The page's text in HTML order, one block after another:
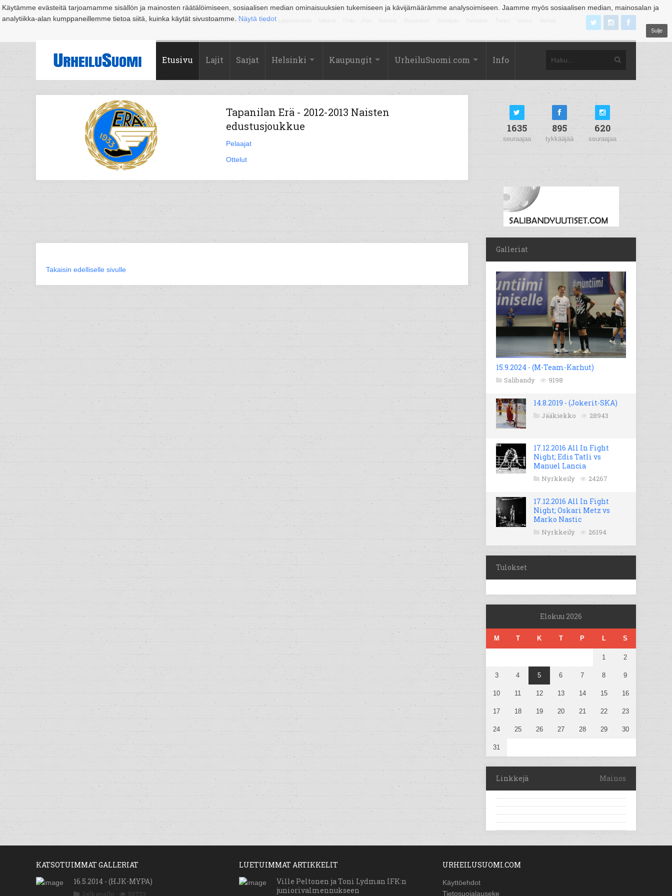
Käytämme evästeitä tarjoamamme sisällön ja mainosten räätälöimiseen, sosiaalisen median ominaisuuksien tukemiseen ja kävijämäärämme analysoimiseen. Jaamme myös sosiaalisen median, mainosalan ja
analytiikka-alan kumppaneillemme tietoa siitä, kuinka käytät sivustoamme. Näytä tiedot
Sulje
Suomi Espoo Helsinki Hämeenlinna Joensuu Jyväskylä Kouvola Kuopio Lahti
Etusivu Lajit Sarjat Helsinki Kaupungit UrheiluSuomi.com Info
Tapanilan Erä - 2012-2013 Naisten
edustusjoukkue
Pelaajat
Ottelut
Takaisin edelliselle sivulle
1635
seuraajaa
895
tykkääjää
620
seuraajaa
Galleriat
15.9.2024 - (M-Team-Karhut)
Salibandy 9198
14.8.2019 - (Jokerit-SKA)
Jääkiekko 28943
17.12.2016 All In Fight
Night; Edis Tatli vs
Manuel Lancia
Nyrkkeily 24267
17.12.2016 All In Fight
Night; Oskari Metz vs
Marko Nastic
Nyrkkeily 26194
Tulokset
Elokuu 2026
M T K T P L S
1 2
3 4 5 6 7 8 9
10 11 12 13 14 15 16
17 18 19 20 21 22 23
24 25 26 27 28 29 30
31
Linkkejä Mainos
KATSOTUIMMAT GALLERIAT
16.5.2014 - (HJK-MYPA)
Jalkapallo 53723
LUETUIMMAT ARTIKKELIT
Ville Peltonen ja Toni Lydman IFK:n
juniorivalmennukseen
URHEILUSUOMI.COM
Käyttöehdot
Tietosuojalauseke